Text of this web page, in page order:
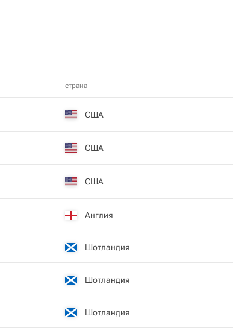
страна
США
США
США
Англия
Шотландия
Шотландия
Шотландия